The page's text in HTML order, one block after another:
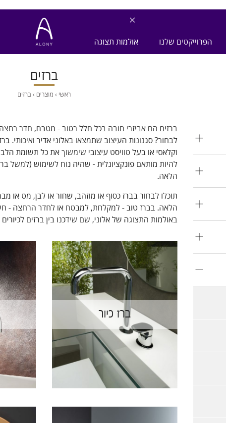
×
הפרוייקטים שלנו אולמות תצוגה
ברזים
ראשי › מוצרים › ברזים
ברזים הם אביזרי חובה בכל חלל רטוב - מטבח, חדר
לבחור? סגנונות העיצוב שתמצאו באלוני אדיר ואיכותי.
וקלאסי או בעל טוויסט עיצובי שימשוך את כל תשומת
להיות מותאם פונקציונלית - שהיה נוח לשימוש (למשל
הלאה.
תוכלו לבחור בברז כסוף או מוזהב, שחור או לבן, מט או
הלאה. בברז טוב - למקלחת, למבטח או לחדר הרחצה -
באולמות התצוגה של אלוני, שם שידכנו בין ברזים
ברז כיור